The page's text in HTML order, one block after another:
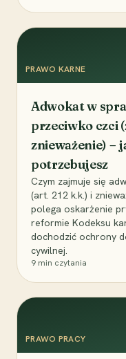
PRAWO KARNE
Adwokat w
przeciwko czci
znieważenie) –
potrzebujesz
Czym zajmuje się
(art. 212 k.k.) i
polega oskarżenie
reformie Kodeksu
dochodzić ochrony
cywilnej.
9 min czytania
PRAWO PRACY